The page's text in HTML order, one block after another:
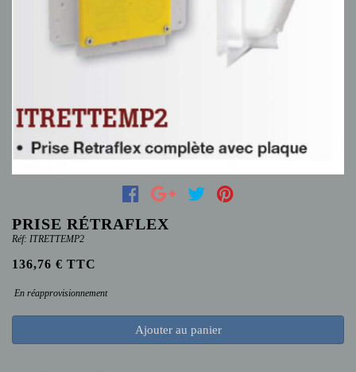
PRISE RÉTRAFLEX
Réf: ITRETTEMP2
136,76 € TTC
En réapprovisionnement
Ajouter au panier